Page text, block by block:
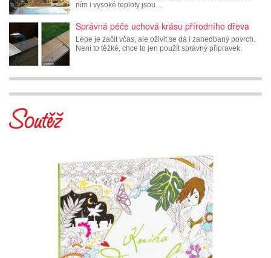
ním i vysoké teploty jsou…
Správná péče uchová krásu přírodního dřeva
Lépe je začít včas, ale oživit se dá i zanedbaný povrch.
Není to těžké, chce to jen použít správný přípravek.